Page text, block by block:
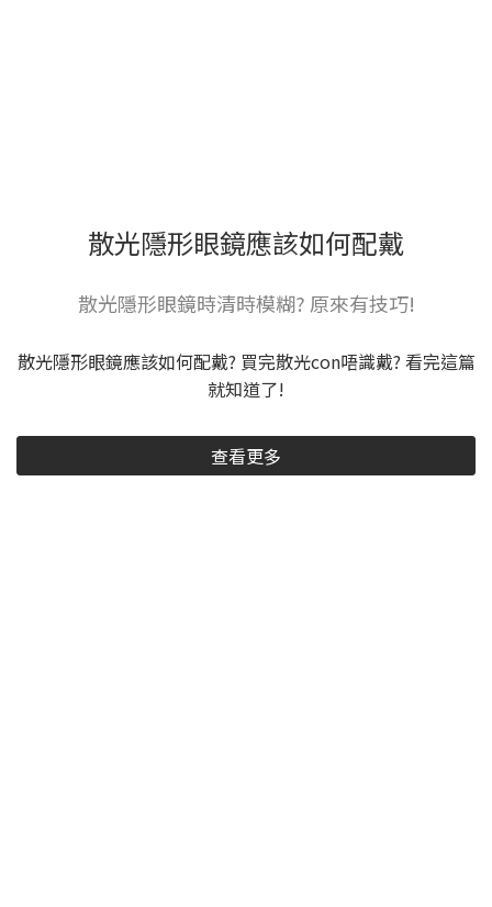
散光隱形眼鏡應該如何配戴
散光隱形眼鏡時清時模糊? 原來有技巧!
散光隱形眼鏡應該如何配戴? 買完散光con唔識戴? 看完這篇
就知道了!
查看更多